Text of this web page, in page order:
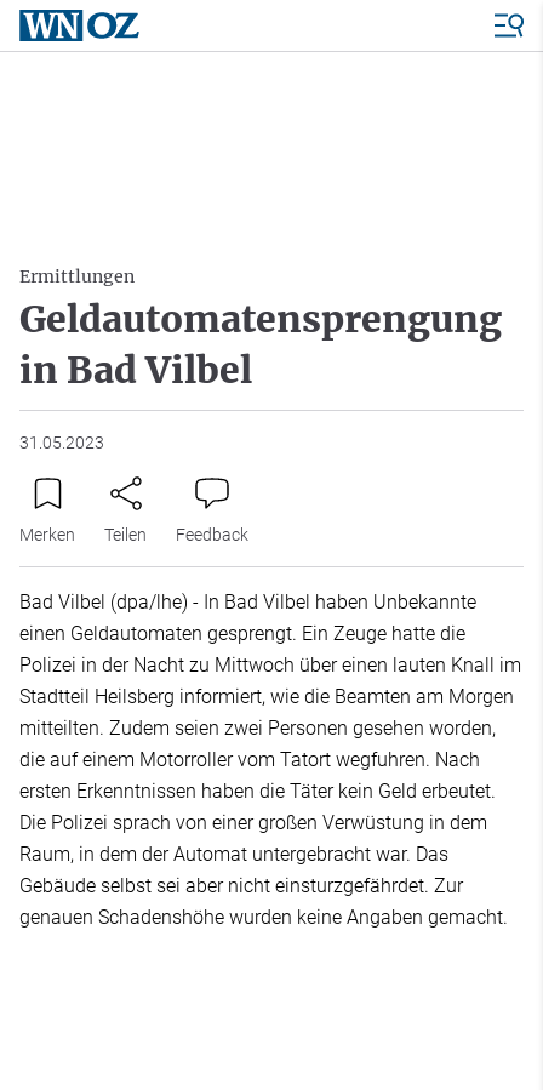
Ermittlungen
Geldautomatensprengung
in Bad Vilbel
31.05.2023
Merken Teilen Feedback
Bad Vilbel (dpa/lhe) - In Bad Vilbel haben Unbekannte
einen Geldautomaten gesprengt. Ein Zeuge hatte die
Polizei in der Nacht zu Mittwoch über einen lauten Knall im
Stadtteil Heilsberg informiert, wie die Beamten am Morgen
mitteilten. Zudem seien zwei Personen gesehen worden,
die auf einem Motorroller vom Tatort wegfuhren. Nach
ersten Erkenntnissen haben die Täter kein Geld erbeutet.
Die Polizei sprach von einer großen Verwüstung in dem
Raum, in dem der Automat untergebracht war. Das
Gebäude selbst sei aber nicht einsturzgefährdet. Zur
genauen Schadenshöhe wurden keine Angaben gemacht.